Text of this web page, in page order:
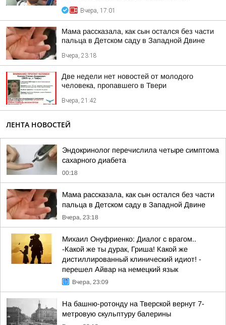
Вчера, 17:01
Мама рассказала, как сын остался без части
пальца в Детском саду в Западной Двине
Вчера, 23:18
Две недели нет новостей от молодого
человека, пропавшего в Твери
Вчера, 21:42
ЛЕНТА НОВОСТЕЙ
Эндокринолог перечислила четыре симптома
сахарного диабета
00:18
Мама рассказала, как сын остался без части
пальца в Детском саду в Западной Двине
Вчера, 23:18
Михаил Онуфриенко: Диалог с врагом..
-Какой же ты дурак, Гриша! Какой же
дистиллированный клинический идиот! -
перешел Айвар на немецкий язык
Вчера, 23:09
На башню-ротонду на Тверской вернут 7-
метровую скульптуру балерины